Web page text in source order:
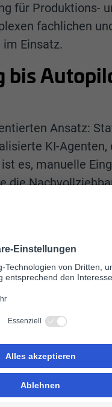
für Produktions-
fachlichen
Einsatz.
bis
Ansatz:
KI-
es, manuelle
reduzieren
dabei über
Modelle
so einsetzen,
compassAI ist
der E-